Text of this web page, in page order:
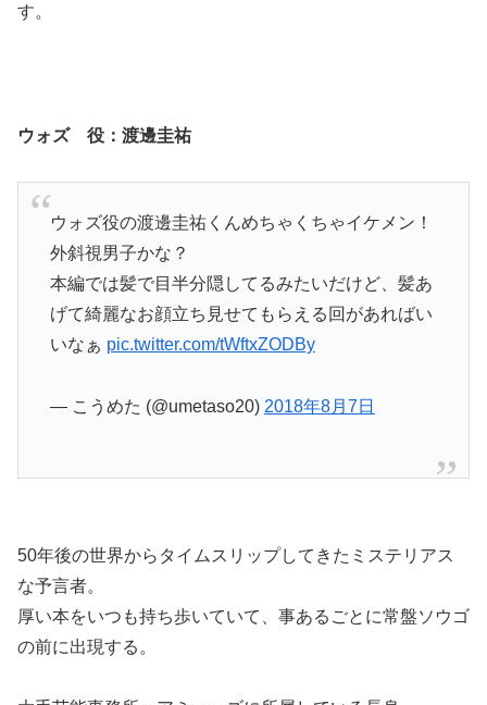
す。
ウォズ 役：渡邊圭祐
ウォズ役の渡邊圭祐くんめちゃくちゃイケメン！
外斜視男子かな？
本編では髪で目半分隠してるみたいだけど、髪あ
げて綺麗なお顔立ち見せてもらえる回があればい
いなぁ pic.twitter.com/tWftxZODBy
— こうめた (@umetaso20) 2018年8月7日
50年後の世界からタイムスリップしてきたミステリアス
な予言者。
厚い本をいつも持ち歩いていて、事あるごとに常盤ソウゴ
の前に出現する。